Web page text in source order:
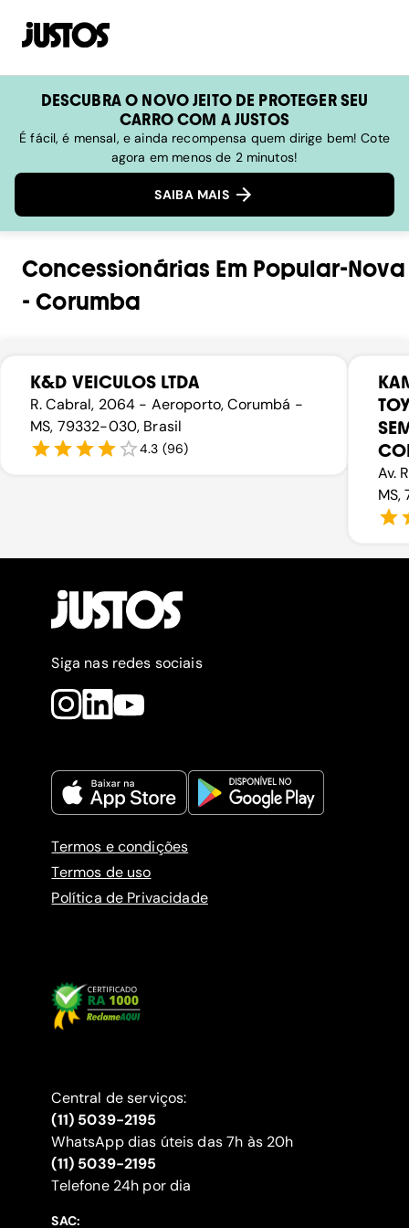
DESCUBRA O NOVO JEITO DE PROTEGER SEU
CARRO COM A JUSTOS
É fácil, é mensal, e ainda recompensa quem dirige bem! Cote
agora em menos de 2 minutos!
SAIBA MAIS
Concessionárias Em Popular-Nova
-Corumba
K&D VEICULOS LTDA
R. Cabral, 2064 - Aeroporto, Corumbá -
MS, 79332-030, Brasil
4.3 (96)
Av.
Siga nas redes sociais
Termos e condições
Termos de uso
Política de Privacidade
Central de serviços:
(11) 5039-2195
WhatsApp dias úteis das 7h às 20h
(11) 5039-2195
‍Telefone 24h por dia
SAC: